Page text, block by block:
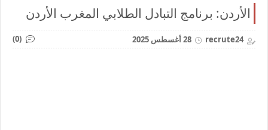
الأردن: برنامج التبادل الطلابي المغرب الأردن
recrute24 28 أغسطس 2025 (0)